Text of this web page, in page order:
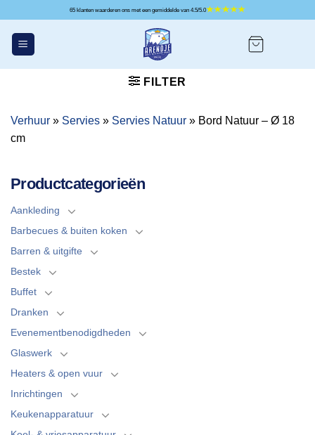
inhoud
65 klanten waarderen ons met een gemiddelde van 4.5/5.0
FILTER
Verhuur » Servies » Servies Natuur » Bord Natuur – Ø 18
cm
Productcategorieën
Aankleding
Barbecues & buiten koken
Barren & uitgifte
Bestek
Buffet
Dranken
Evenementbenodigdheden
Glaswerk
Heaters & open vuur
Inrichtingen
Keukenapparatuur